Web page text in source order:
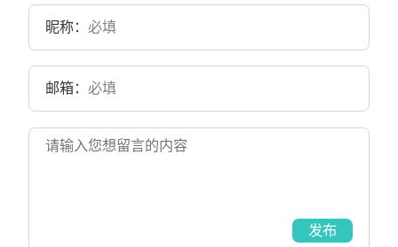
昵称：
邮箱：
发布